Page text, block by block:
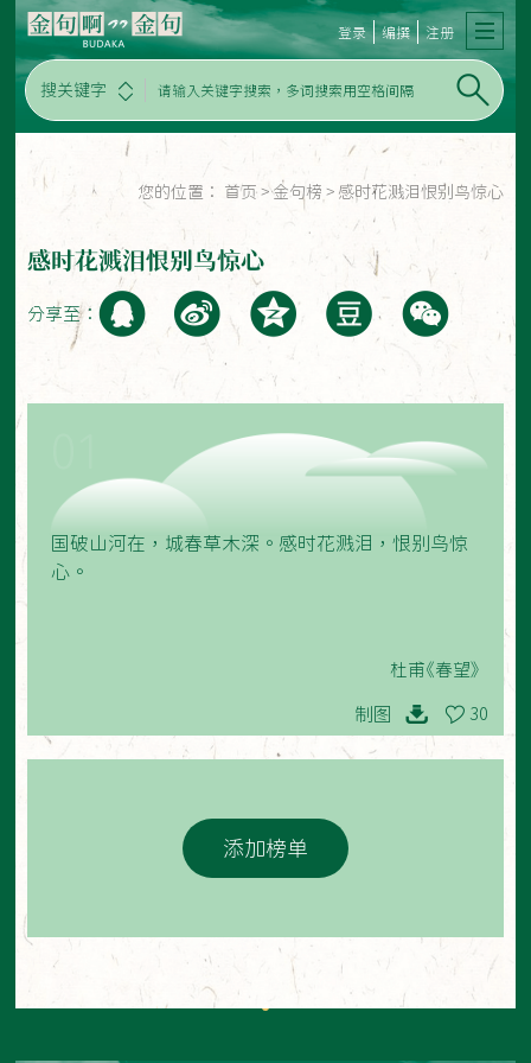
搜关键字
登录 编撰 注册
您的位置： 首页 > 金句榜 > 感时花溅泪恨别鸟惊心
感时花溅泪恨别鸟惊心
分享至：
国破山河在，城春草木深。感时花溅泪，恨别鸟惊
心。
杜甫《春望》
制图 30
添加榜单